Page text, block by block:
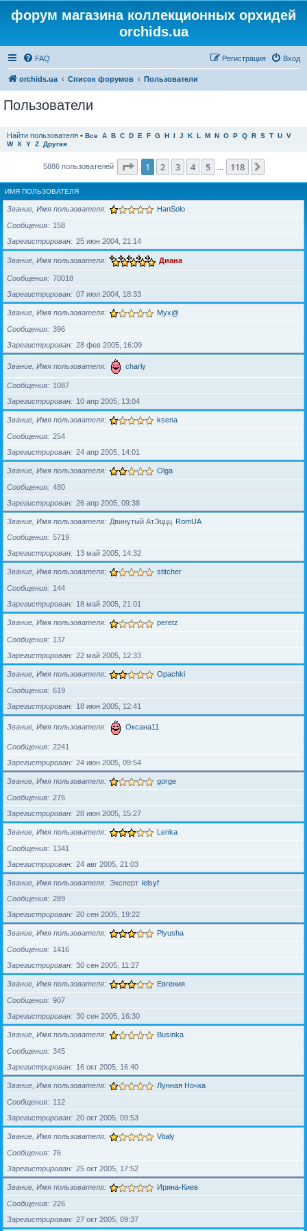
форум магазина коллекционных орхидей
orchids.ua
FAQ Вход
Регистрация
orchids.ua Список форумов Пользователи
Пользователи
Найти пользователя • Все A B C D E F G H I J K L M N O P Q R S T U V
W X Y Z Другая
5886 пользователей Страница из 118
1 2 3 4 5 118
ИМЯ ПОЛЬЗОВАТЕЛЯ
Звание, Имя пользователя HanSolo
Сообщения
158
Зарегистрирован
25 июн 2004, 21:14
Звание, Имя пользователя Диана
Сообщения
70018
Зарегистрирован
07 июл 2004, 18:33
Звание, Имя пользователя Myx@
Сообщения
396
Зарегистрирован
28 фев 2005, 16:09
Звание, Имя пользователя charly
Сообщения
1087
Зарегистрирован
10 апр 2005, 13:04
Звание, Имя пользователя ksena
Сообщения
254
Зарегистрирован
24 апр 2005, 14:01
Звание, Имя пользователя Olga
Сообщения
480
Зарегистрирован
26 апр 2005, 09:38
Звание, Имя пользователя Двинутый АтЭццц RomUA
Сообщения
5719
Зарегистрирован
13 май 2005, 14:32
Звание, Имя пользователя stitcher
Сообщения
144
Зарегистрирован
18 май 2005, 21:01
Звание, Имя пользователя peretz
Сообщения
137
Зарегистрирован
22 май 2005, 12:33
Звание, Имя пользователя Opachki
Сообщения
619
Зарегистрирован
18 июн 2005, 12:41
Звание, Имя пользователя Оксана11
Сообщения
2241
Зарегистрирован
24 июн 2005, 09:54
Звание, Имя пользователя gorge
Сообщения
275
Зарегистрирован
28 июн 2005, 15:27
Звание, Имя пользователя Lenka
Сообщения
1341
Зарегистрирован
24 авг 2005, 21:03
Звание, Имя пользователя Эксперт lelsyf
Сообщения
289
Зарегистрирован
20 сен 2005, 19:22
Звание, Имя пользователя Plyusha
Сообщения
1416
Зарегистрирован
30 сен 2005, 11:27
Звание, Имя пользователя Евгения
Сообщения
907
Зарегистрирован
30 сен 2005, 16:30
Звание, Имя пользователя Businka
Сообщения
345
Зарегистрирован
16 окт 2005, 16:40
Звание, Имя пользователя Лунная Ночка
Сообщения
112
Зарегистрирован
20 окт 2005, 09:53
Звание, Имя пользователя Vitaly
Сообщения
76
Зарегистрирован
25 окт 2005, 17:52
Звание, Имя пользователя Ирина-Киев
Сообщения
226
Зарегистрирован
27 окт 2005, 09:37